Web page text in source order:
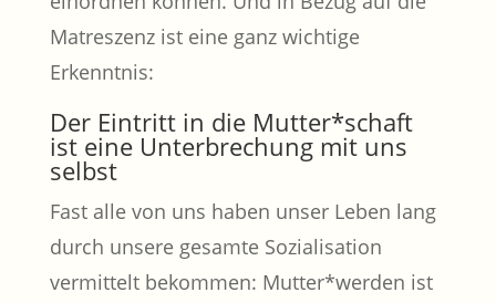
Matreszenz ist eine ganz wichtige
Erkenntnis:
Der Eintritt in die Mutter*schaft
ist eine Unterbrechung mit uns
selbst
Fast alle von uns haben unser Leben lang
durch unsere gesamte Sozialisation
vermittelt bekommen: Mutter*werden ist